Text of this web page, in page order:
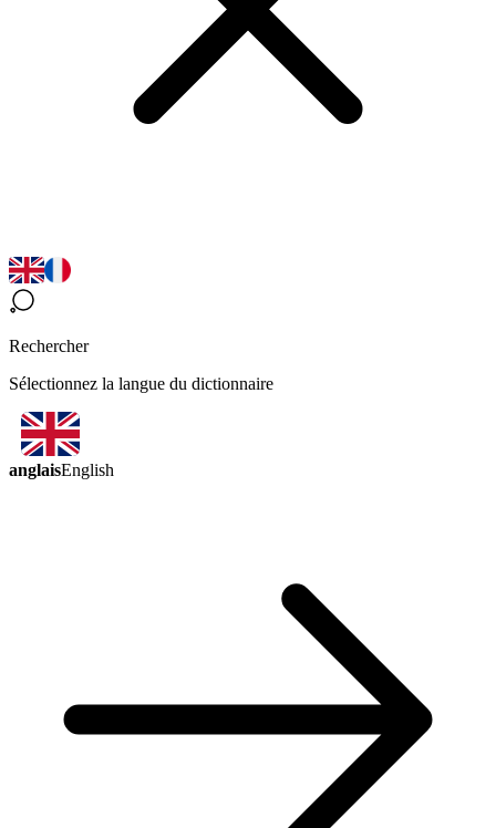
Rechercher
Sélectionnez la langue du dictionnaire
anglaisEnglish